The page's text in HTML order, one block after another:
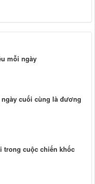
mỗi ngày
ngày cuối cùng là đương
trong cuộc chiến khốc